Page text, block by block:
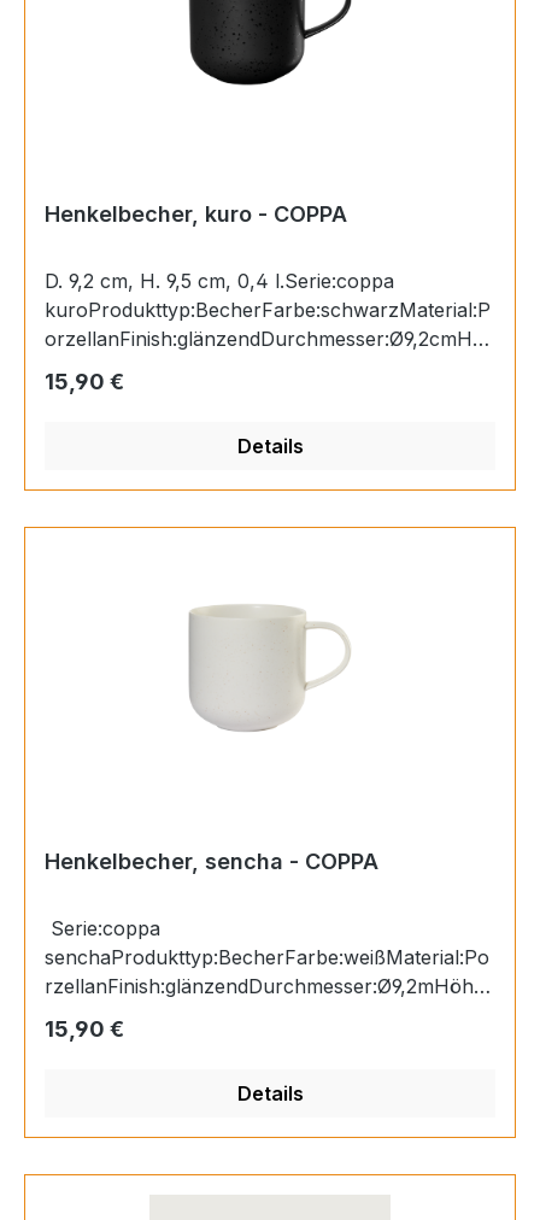
Henkelbecher, kuro - COPPA
D. 9,2 cm, H. 9,5 cm, 0,4 l.Serie:coppa
kuroProdukttyp:BecherFarbe:schwarzMaterial:P
orzellanFinish:glänzendDurchmesser:Ø9,2cmHö
nengeeignet:Mikrowellengeeignet:Ofengeeignet:G
Regulärer Preis:
15,90 €
Details
Henkelbecher, sencha - COPPA
Serie:coppa
senchaProdukttyp:BecherFarbe:weißMaterial:Po
rzellanFinish:glänzendDurchmesser:Ø9,2mHöhe:
ngeeignet:Mikrowellengeeignet:Ofengeeignet:Gef
Regulärer Preis:
15,90 €
Details